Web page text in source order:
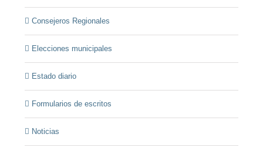
Consejeros Regionales
Elecciones municipales
Estado diario
Formularios de escritos
Noticias